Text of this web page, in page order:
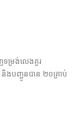
ទម្រង់លេងគួរ
បញ្ជូនបាន ២០គ្រាប់